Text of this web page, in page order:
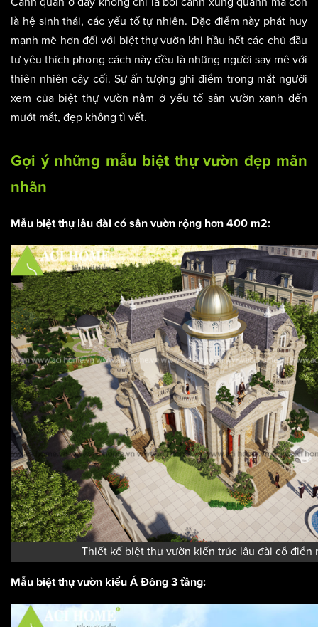
là hệ sinh thái, các yếu tố tự nhiên. Đặc điểm này phát huy
mạnh mẽ hơn đối với biệt thự vườn khi hầu hết các chủ đầu
tư yêu thích phong cách này đều là những người say mê với
thiên nhiên cây cối. Sự ấn tượng ghi điểm trong mắt người
xem của biệt thự vườn nằm ở yếu tố sân vườn xanh đến
mướt mắt, đẹp không tì vết.
Gợi ý những mẫu biệt thự vườn đẹp mãn
nhãn
Mẫu biệt thự lâu đài có sân vườn rộng hơn 400 m2:
Thiết kế biệt thự vườn kiến trúc lâu đài cổ điển
Mẫu biệt thự vườn kiểu Á Đông 3 tầng: